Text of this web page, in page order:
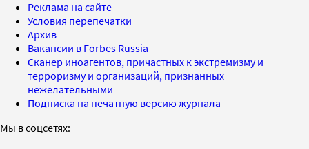
Реклама на сайте
Условия перепечатки
Архив
Вакансии в Forbes Russia
Сканер иноагентов, причастных к экстремизму и
терроризму и организаций, признанных
нежелательными
Подписка на печатную версию журнала
Мы в соцсетях: